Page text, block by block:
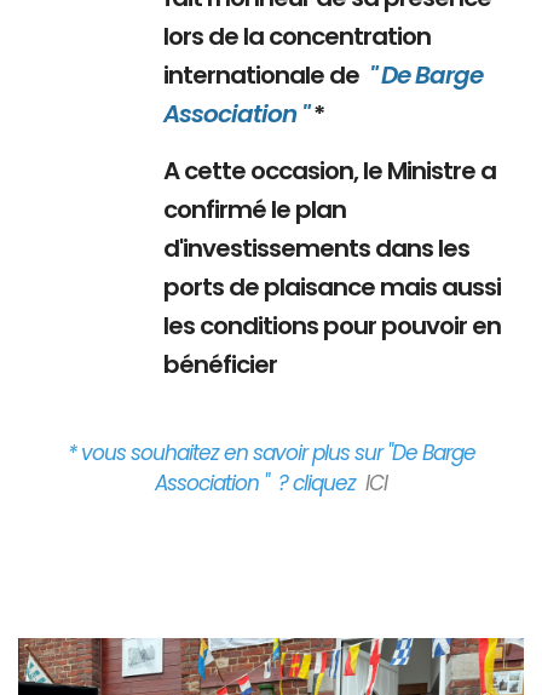
lors de la concentration
internationale de " De Barge
Association "*
A cette occasion, le Ministre a
confirmé le plan
d'investissements dans les
ports de plaisance mais aussi
les conditions pour pouvoir en
bénéficier
* vous souhaitez en savoir plus sur "De Barge
Association " ? cliquez ICI
Branding
ARMCHAIR